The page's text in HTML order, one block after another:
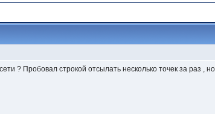
? Пробовал строкой отсылать несколько точек за раз ,